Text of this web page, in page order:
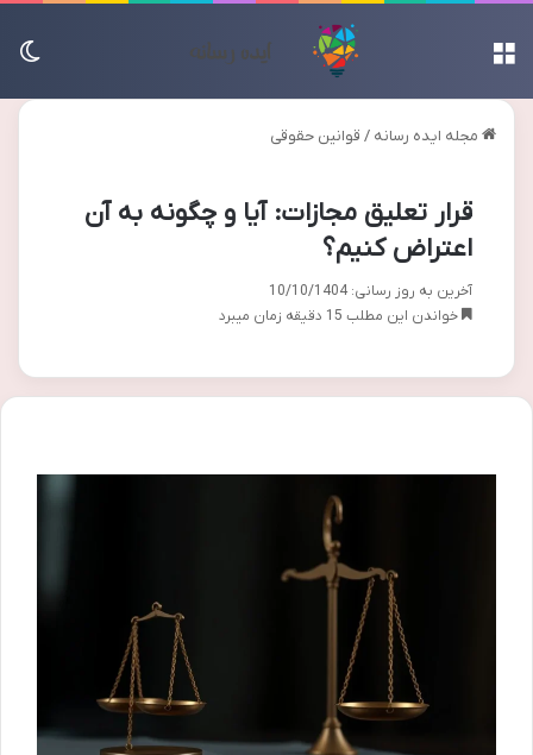
مجله ایده رسانه / قوانین حقوقی
قرار تعلیق مجازات: آیا و چگونه به آن
اعتراض کنیم؟
آخرین به روز رسانی: 10/10/1404
خواندن این مطلب 15 دقیقه زمان میبرد